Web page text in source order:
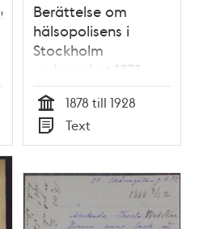
Berättelse om
hälsopolisens i
Stockholm
verksamhet 1878-
1928 / under ledning
av Magnus Herrlin ;
utarbetad av
Hälsopolisens
Tid
1878 till 1928
Typ
Text